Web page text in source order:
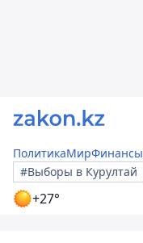
ПолитикаМирФинансы
#Выборы в Курултай
+27°